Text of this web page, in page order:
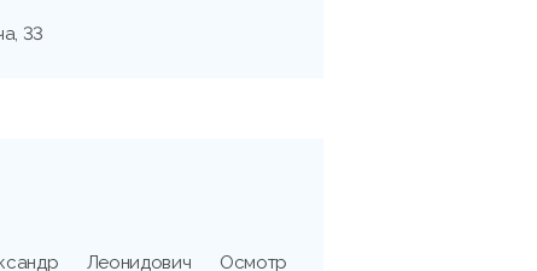
33
Леонидович Осмотр